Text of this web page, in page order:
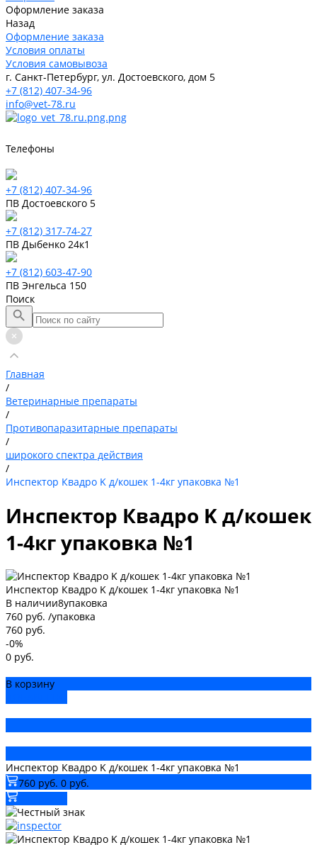
Оформление заказа
Назад
Оформление заказа
Условия оплаты
Условия самовывоза
г. Санкт-Петербург, ул. Достоевского, дом 5
+7 (812) 407-34-96
info@vet-78.ru
Телефоны
+7 (812) 407-34-96
ПВ Достоевского 5
+7 (812) 317-74-27
ПВ Дыбенко 24к1
+7 (812) 603-47-90
ПВ Энгельса 150
Поиск
Главная
/
Ветеринарные препараты
/
Противопаразитарные препараты
/
широкого спектра действия
/
Инспектор Квадро K д/кошек 1-4кг упаковка №1
Инспектор Квадро K д/кошек
1-4кг упаковка №1
Инспектор Квадро K д/кошек 1-4кг упаковка №1
В наличии8упаковка
760 руб. /упаковка
760 руб.
-0%
0 руб.
В корзину
Инспектор Квадро K д/кошек 1-4кг упаковка №1
760 руб. 0 руб.